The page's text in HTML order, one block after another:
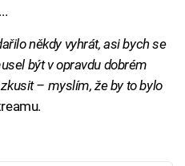
někdy vyhrát, asi bych se
být v opravdu dobrém
– myslím, že by to bylo